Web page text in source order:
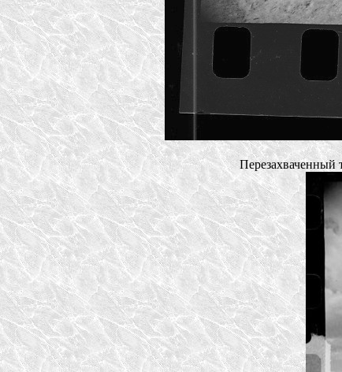
Перезахваченный